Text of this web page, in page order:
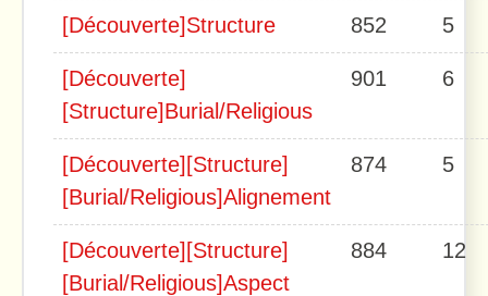
[Découverte]Structure 852 5
[Découverte]
[Structure]Burial/Religious
901 6
[Découverte][Structure]
[Burial/Religious]Alignement
874 5
[Découverte][Structure]
[Burial/Religious]Aspect
884 12